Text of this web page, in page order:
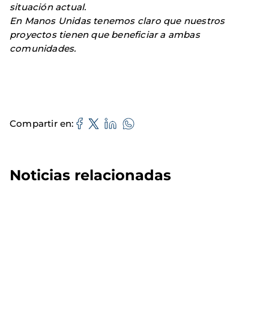
situación actual.
En Manos Unidas tenemos claro que nuestros
proyectos tienen que beneficiar a ambas
comunidades.
Compartir en
Noticias relacionadas